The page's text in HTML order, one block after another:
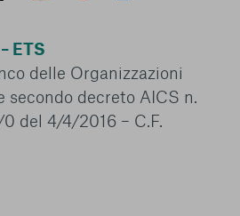
ETS
delle Organizzazioni
secondo decreto AICS n.
del 4/4/2016 – C.F.